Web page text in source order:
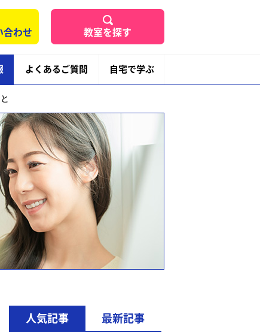
合わせ 教室を探す
よくあるご質問 自宅で学ぶ
人気記事 最新記事